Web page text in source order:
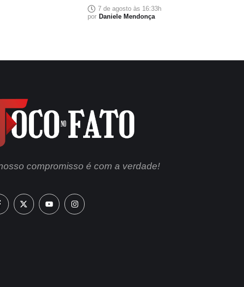
em bens
7 de agosto às 16:33h
por Daniele Mendonça
compromisso é com a verdade!